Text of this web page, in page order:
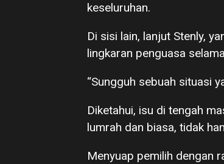
keseluruhan.
Di sisi lain, lanjut Stenly,
lingkaran penguasa
“Sungguh sebuah situasi
Diketahui, isu di tengah
lumrah dan biasa, tidak
Menyuap pemilih dengan